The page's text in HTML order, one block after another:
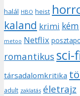
halál HBO heist
kaland krimi kém
metoo Netflix
romantikus sci-
társadalomkritika
adult zaklatás életrajz